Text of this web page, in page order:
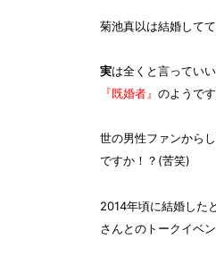
菊池真以は結婚して
実は全くと言ってい
『既婚者』 のようです
世の男性ファンから
ですか！？(苦笑)
2014年頃に結婚した
さんとのトークイベ